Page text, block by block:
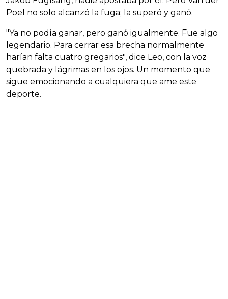
Poel no solo alcanzó la fuga; la superó y ganó.
"Ya no podía ganar, pero ganó igualmente. Fue algo
legendario. Para cerrar esa brecha normalmente
harían falta cuatro gregarios", dice Leo, con la voz
quebrada y lágrimas en los ojos. Un momento que
sigue emocionando a cualquiera que ame este
deporte.